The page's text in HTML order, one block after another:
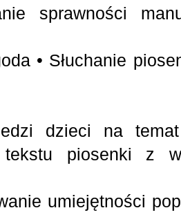
sprawności
• Słuchanie
dzieci na
tekstu piosenki z
umiejętności